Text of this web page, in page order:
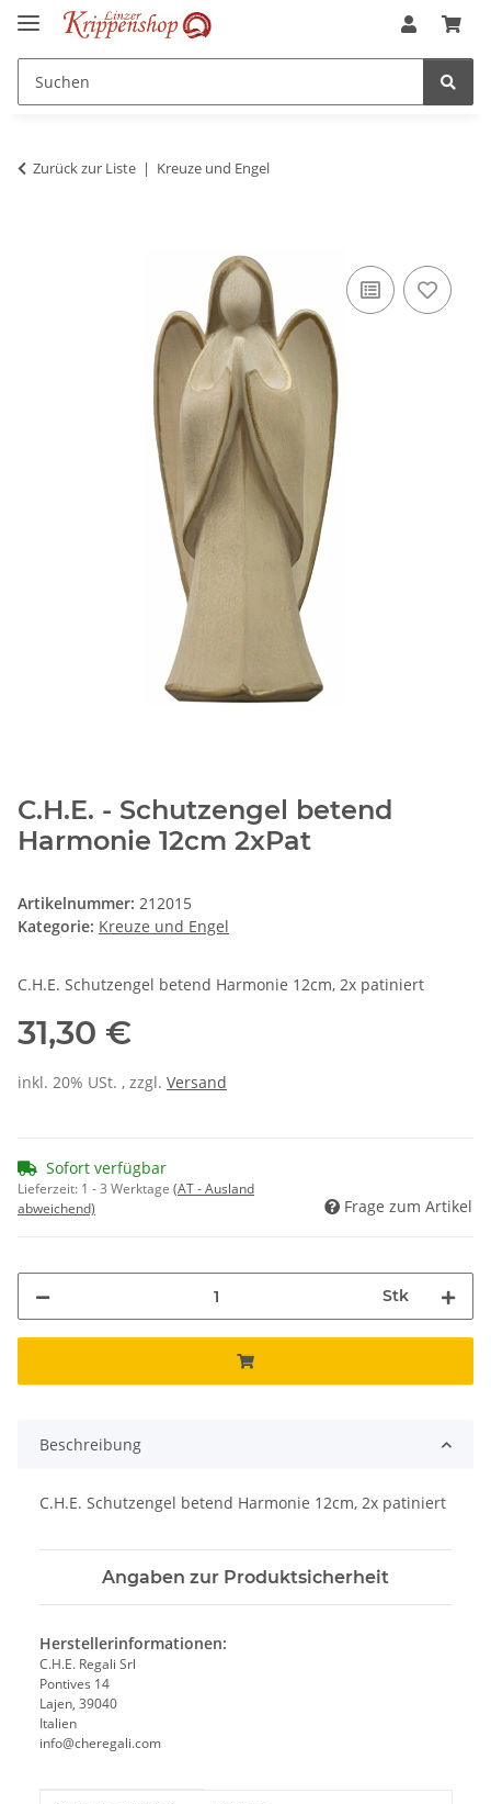
Zurück zur Liste Kreuze und Engel
C.H.E. - Schutzengel betend
Harmonie 12cm 2xPat
Artikelnummer: 212015
Kategorie: Kreuze und Engel
C.H.E. Schutzengel betend Harmonie 12cm, 2x patiniert
31,30 €
inkl. 20% USt. , zzgl. Versand
Sofort verfügbar
Lieferzeit: 1 - 3 Werktage (AT - Ausland
abweichend)
Frage zum Artikel
Stk
Beschreibung
C.H.E. Schutzengel betend Harmonie 12cm, 2x patiniert
Angaben zur Produktsicherheit
Herstellerinformationen:
C.H.E. Regali Srl
Pontives 14
Lajen, 39040
Italien
info@cheregali.com